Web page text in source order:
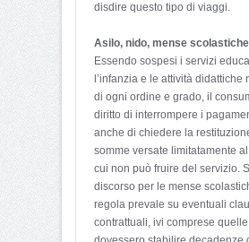
disdire questo tipo di viaggi.
Asilo, nido, mense scolastiche
Essendo sospesi i servizi
l’infanzia e le attività didattiche
di ogni ordine e grado, il
diritto di interrompere i
anche di chiedere la
somme versate limitatamente
cui non può fruire del servizio.
discorso per le mense
regola prevale su eventuali
contrattuali, ivi comprese